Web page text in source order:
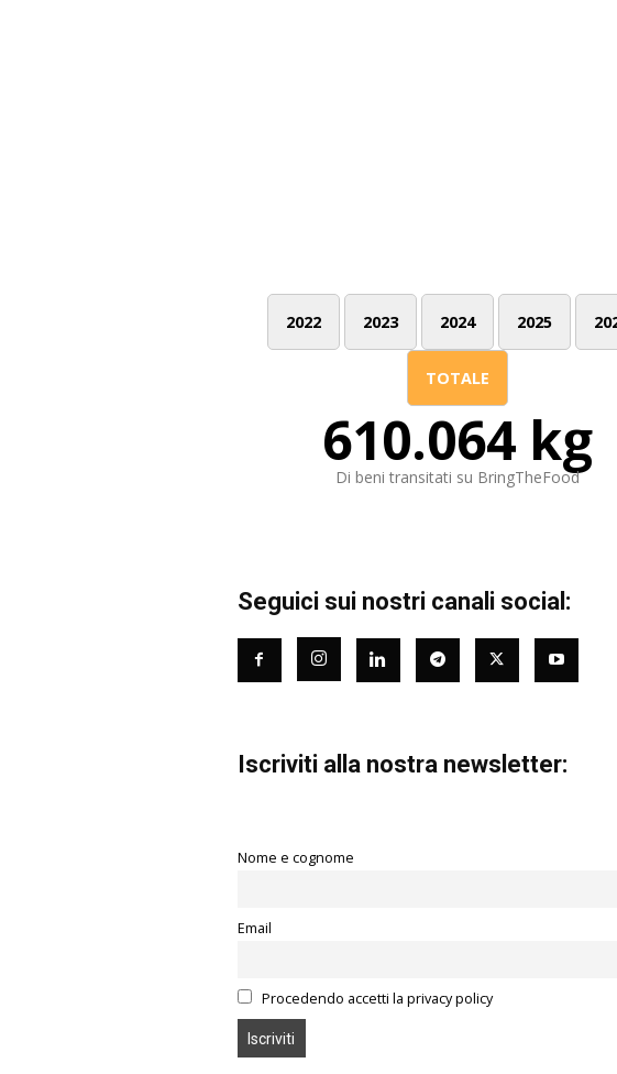
2022 2023 2024 2025
TOTALE
610.064 kg
Di beni transitati su BringTheFood
Seguici sui nostri canali social:
Iscriviti alla nostra newsletter:
Nome e cognome
Email
Procedendo accetti la privacy policy